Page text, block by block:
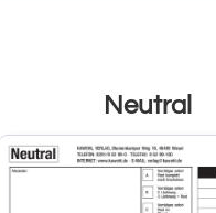
Neutral